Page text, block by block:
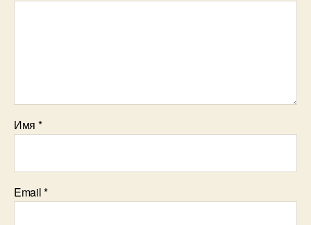
Имя *
Email*